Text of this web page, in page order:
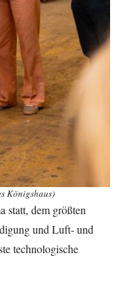
Königshaus)
statt, dem größten
und Luft- und
technologische